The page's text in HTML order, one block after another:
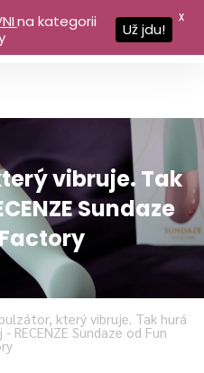
vibruje. Tak
Sundaze
který vibruje. Tak hurá
- RECENZE Sundaze od Fun
na kategorii
Už jdu!
X